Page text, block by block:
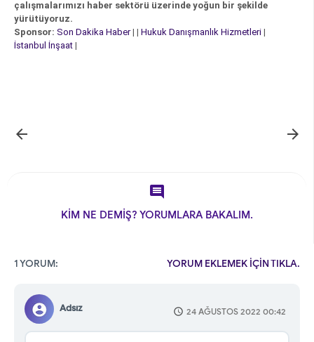
çalışmalarımızı haber sektörü üzerinde yoğun bir şekilde
yürütüyoruz.
Sponsor: Son Dakika Haber| | Hukuk Danışmanlık Hizmetleri |
İstanbul İnşaat |
 

KİM NE DEMİŞ? YORUMLARA BAKALIM.
YORUM EKLEMEK İÇİN TIKLA.
1 YORUM:
Adsız 24 AĞUSTOS 2022 00:42